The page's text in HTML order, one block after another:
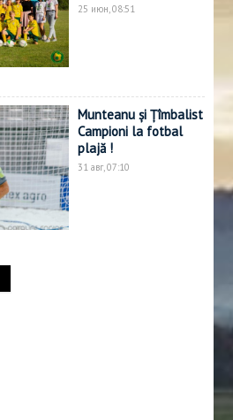
25 июн, 08:51
Munteanu și Țîmbalist
Campioni la fotbal
plajă !
31 авг, 07:10